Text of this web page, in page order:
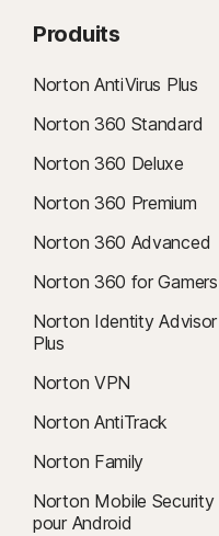
Produits
Norton AntiVirus Plus
Norton 360 Standard
Norton 360 Deluxe
Norton 360 Premium
Norton 360 Advanced
Norton 360 for Gamers
Norton Identity Advisor
Plus
Norton VPN
Norton AntiTrack
Norton Family
Norton Mobile Security
pour Android